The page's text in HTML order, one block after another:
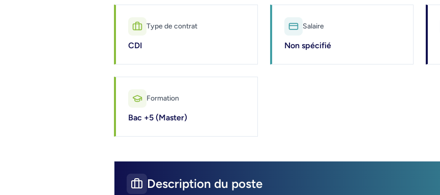
Type de contrat
CDI
Salaire
Non spécifié
Formation
Bac +5 (Master)
Description du poste